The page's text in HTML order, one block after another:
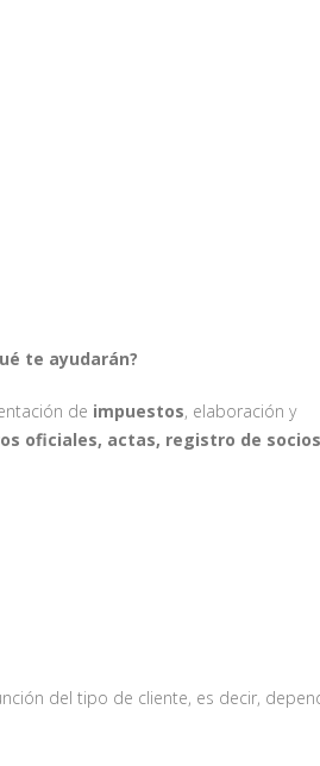
te ayudarán?
de impuestos, elaboración y
oficiales, actas, registro de
del tipo de cliente, es decir,